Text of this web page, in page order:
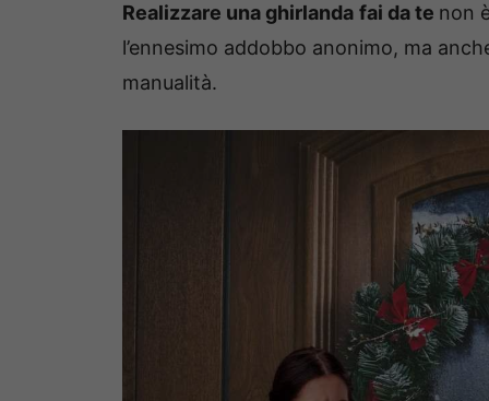
Realizzare una ghirlanda fai da te non
l’ennesimo addobbo anonimo, ma
manualità.